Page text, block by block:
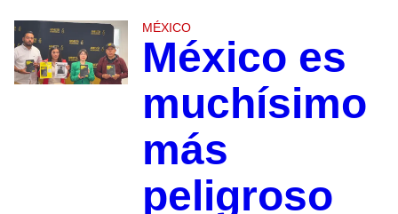
MÉXICO
México es
muchísimo
más
peligroso